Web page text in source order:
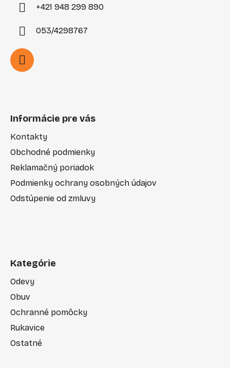
+421 948 299 890
053/4298767
Informácie pre vás
Kontakty
Obchodné podmienky
Reklamačný poriadok
Podmienky ochrany osobných údajov
Odstúpenie od zmluvy
Kategórie
Odevy
Obuv
Ochranné pomôcky
Rukavice
Ostatné